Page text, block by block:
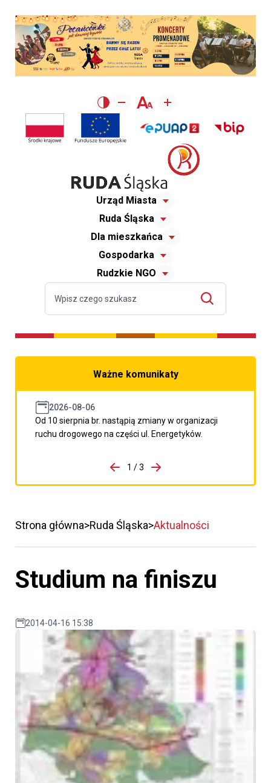
Urząd Miasta
Ruda Śląska
Dla mieszkańca
Gospodarka
Rudzkie NGO
Ważne komunikaty
2026-08-06
Od 10 sierpnia br. nastąpią zmiany w organizacji
ruchu drogowego na części ul. Energetyków.
porzpedniego komunikatu
1 / 3
Przejdź do następnego
Strona główna Ruda Śląska Aktualności
Studium na finiszu
2014-04-16 15:38